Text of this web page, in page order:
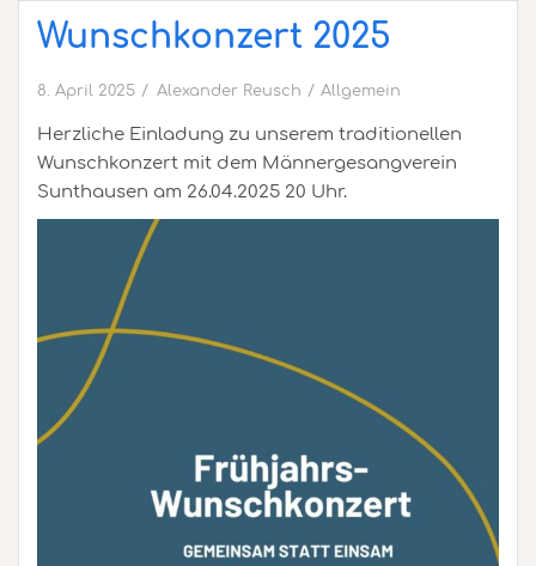
Wunschkonzert 2025
8. April 2025 Alexander Reusch Allgemein
Herzliche Einladung zu unserem traditionellen
Wunschkonzert mit dem Männergesangverein
Sunthausen am 26.04.2025 20 Uhr.